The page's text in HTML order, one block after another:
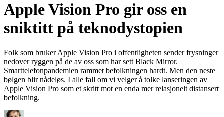
Apple Vision Pro gir oss en
sniktitt på teknodystopien
Folk som bruker Apple Vision Pro i offentligheten sender frysninger
nedover ryggen på de av oss som har sett Black Mirror.
Smarttelefonpandemien rammet befolkningen hardt. Men den neste
bølgen blir nådeløs. I alle fall om vi velger å tolke lanseringen av
Apple Vision Pro som et skritt mot en enda mer relasjonelt distansert
befolkning.